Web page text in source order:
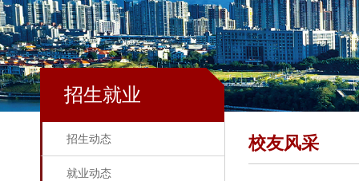
招生就业
招生动态
就业动态
校友风采